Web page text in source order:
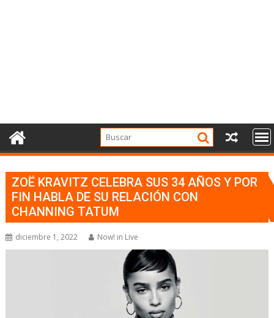
ZOË KRAVITZ CELEBRA SUS 34 AÑOS Y POR
FIN HABLA DE SU RELACIÓN CON
CHANNING TATUM
diciembre 1, 2022 Now! in Live